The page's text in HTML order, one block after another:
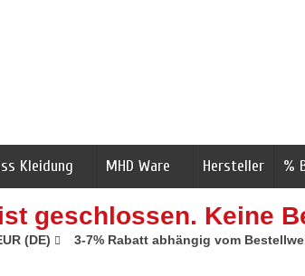
Kleidung MHD Ware Hersteller %
geschlossen. Keine
(DE) 3-7% Rabatt abhängig vom